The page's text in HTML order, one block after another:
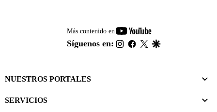
Más contenido en
youtube-
footer
Síguenos en: instagram
facebook
twitter
NUESTROS PORTALES
SERVICIOS